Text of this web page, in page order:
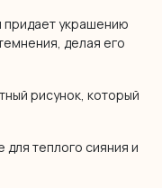
придает украшению
делая его
рисунок, который
теплого сияния и